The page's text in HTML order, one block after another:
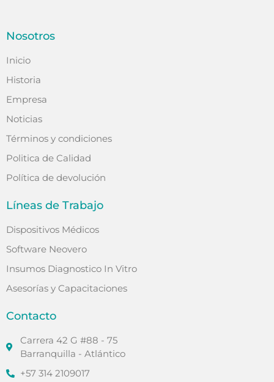
Nosotros
Inicio
Historia
Empresa
Noticias
Términos y condiciones
Politica de Calidad
Política de devolución
Líneas de Trabajo
Dispositivos Médicos
Software Neovero
Insumos Diagnostico In Vitro
Asesorías y Capacitaciones
Contacto
Carrera 42 G #88 - 75
Barranquilla - Atlántico
+57 314 2109017